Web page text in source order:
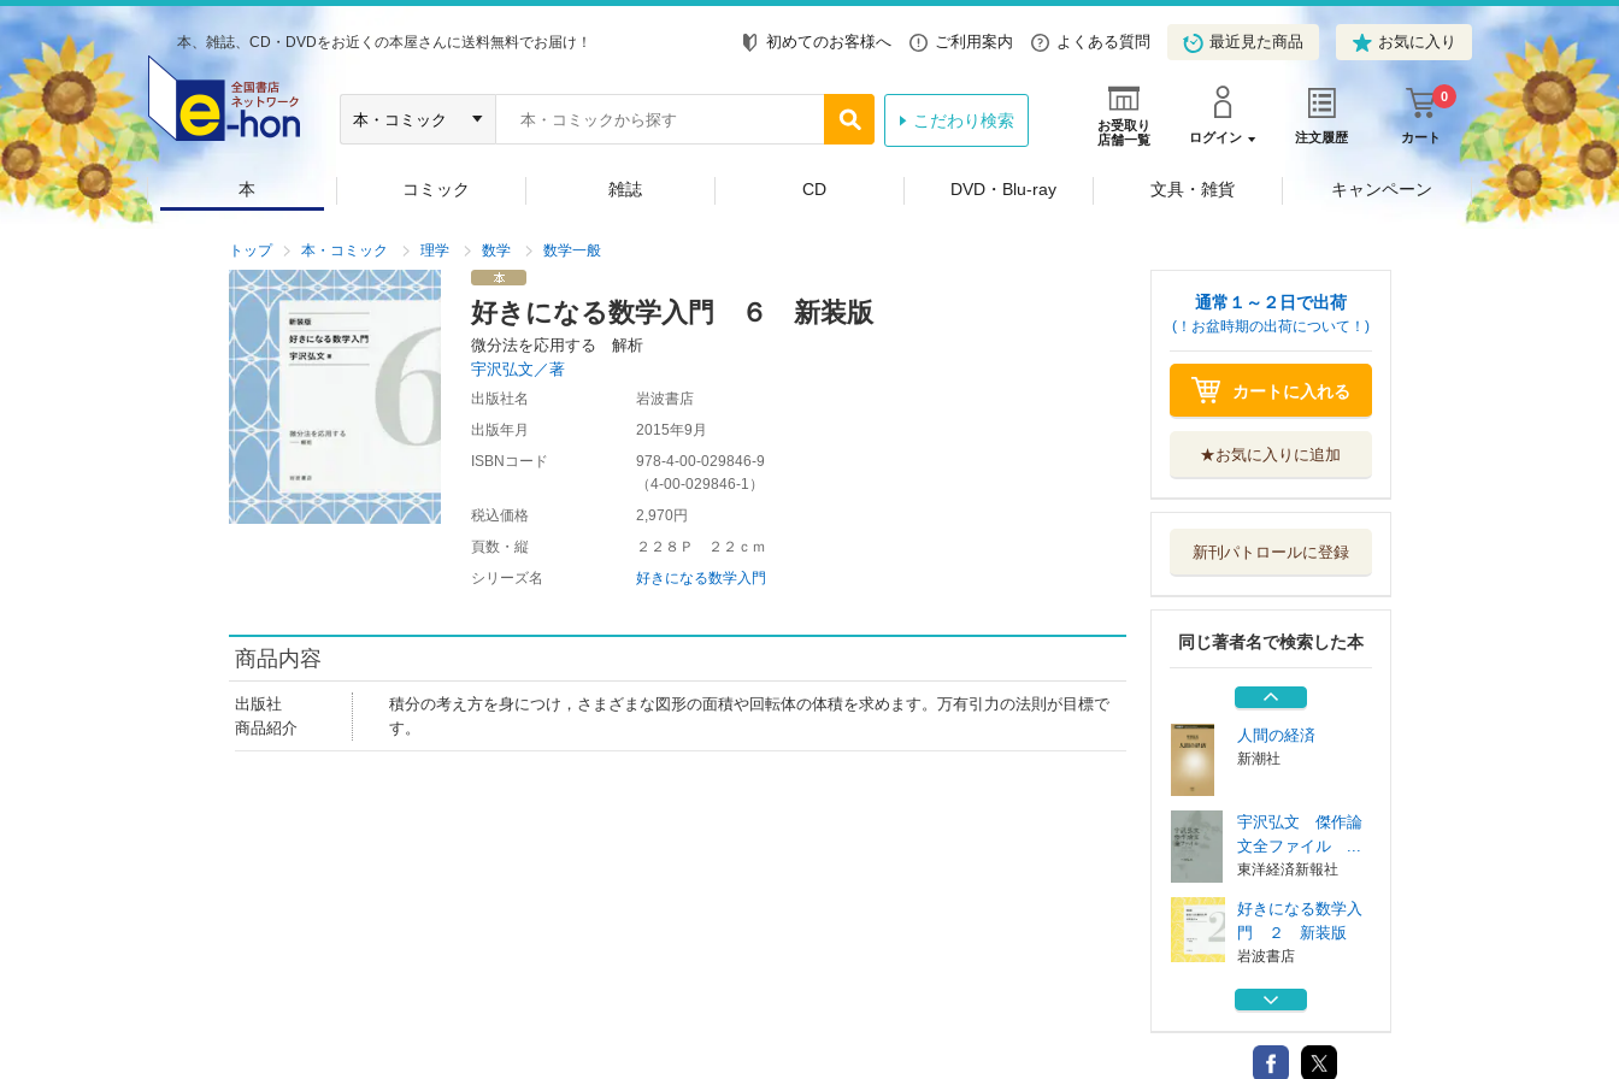
本、雑誌、CD・DVDをお近くの本屋さんに送料無料でお届け！ 初めてのお客様へ ご利用案内 よくある質問 最近見た商品 お気に入り
お受取り
店舗一覧
ログイン 注文履歴 カート
0
こだわり検索
本 コミック 雑誌 CD DVD・Blu-ray 文具・雑貨 キャンペーン
トップ 本・コミック 理学 数学 数学一般
好きになる数学入門 ６ 新装版
微分法を応用する 解析
宇沢弘文／著
出版社名
岩波書店
出版年月
2015年9月
ISBNコード
978-4-00-029846-9
（4-00-029846-1 ）
税込価格
2,970円
頁数・縦
２２８Ｐ ２２ｃｍ
シリーズ名
好きになる数学入門
商品内容
出版社
商品紹介
積分の考え方を身につけ，さまざまな図形の面積や回転体の体積を求めます。万有引力の法則が目標で
す。
通常１～２日で出荷
(！お盆時期の出荷について！)
カートに入れる
★お気に入りに追加
新刊パトロールに登録
同じ著者名で検索した本
好きになる数学入
門 ２ 新装版
経済学は人びとを
東洋経済新報社
格差社会を越えて
東京大学出版会
人間の経済
新潮社
宇沢弘文 傑作論
文全ファイル ...
東洋経済新報社
好きになる数学入
門 ２ 新装版
岩波書店
経済学は人びとを
東洋経済新報社